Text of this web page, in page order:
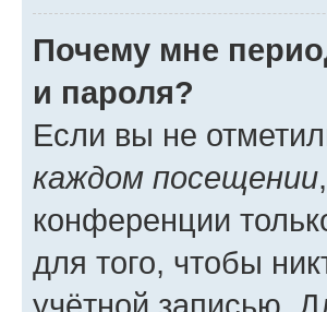
Почему мне
и пароля?
Если вы не
каждом посещении
конференции
для того, чтобы
учётной записью.